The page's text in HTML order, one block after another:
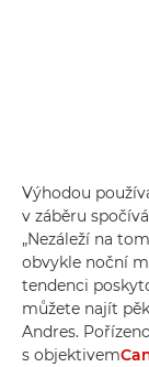
Výhodou
v záběru
„Nezáleží na
obvykle noční
tendenci
můžete najít
Andres.
s objektivem